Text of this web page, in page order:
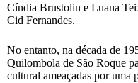
Cíndia Brustolin e Luana
Cid Fernandes.
No entanto, na década de
Quilombola de São Roque
cultural ameaçadas por uma